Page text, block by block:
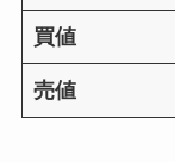
買値
売値